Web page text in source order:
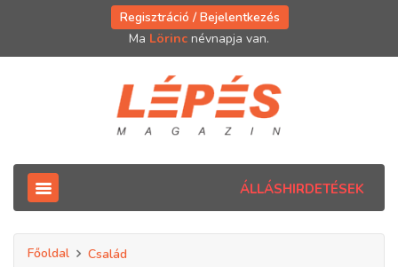
Regisztráció / Bejelentkezés
Ma Lörinc névnapja van.
ÁLLÁSHIRDETÉSEK
Főoldal
Család